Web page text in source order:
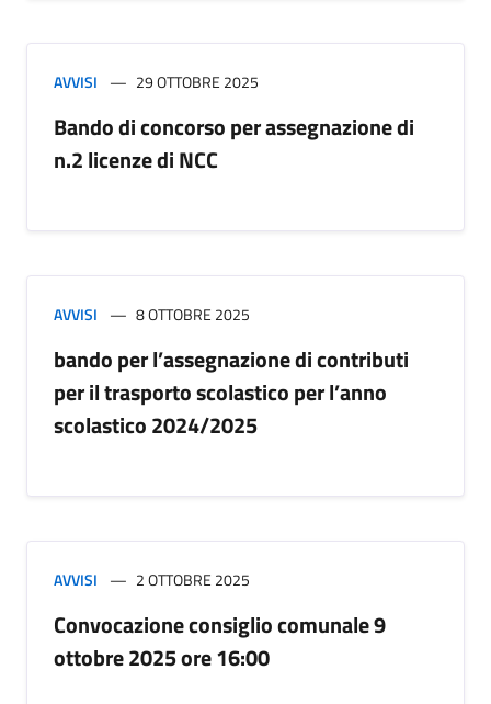
AVVISI 29 OTTOBRE 2025
Bando di concorso per assegnazione di
n.2 licenze di NCC
AVVISI 8 OTTOBRE 2025
bando per l’assegnazione di contributi
per il trasporto scolastico per l’anno
scolastico 2024/2025
AVVISI 2 OTTOBRE 2025
Convocazione consiglio comunale 9
ottobre 2025 ore 16:00